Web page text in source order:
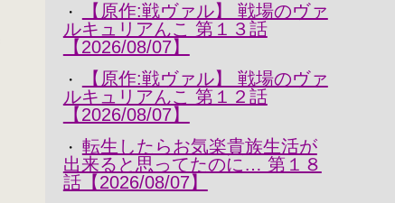
・
【原作:戦ヴァル】 戦場のヴァ
ルキュリアんこ 第１３話
【2026/08/07】
・
【原作:戦ヴァル】 戦場のヴァ
ルキュリアんこ 第１２話
【2026/08/07】
・
転生したらお気楽貴族生活が
出来ると思ってたのに… 第１８
話【2026/08/07】